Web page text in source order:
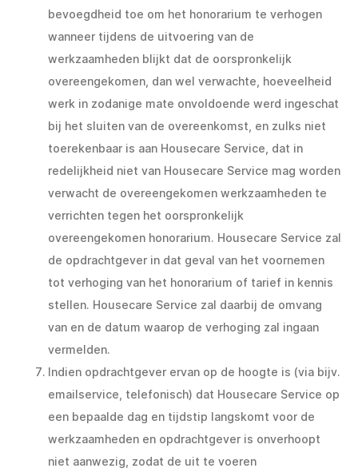
bevoegdheid toe om het honorarium te verhogen
wanneer tijdens de uitvoering van de
werkzaamheden blijkt dat de oorspronkelijk
overeengekomen, dan wel verwachte, hoeveelheid
werk in zodanige mate onvoldoende werd ingeschat
bij het sluiten van de overeenkomst, en zulks niet
toerekenbaar is aan Housecare Service, dat in
redelijkheid niet van Housecare Service mag worden
verwacht de overeengekomen werkzaamheden te
verrichten tegen het oorspronkelijk
overeengekomen honorarium. Housecare Service zal
de opdrachtgever in dat geval van het voornemen
tot verhoging van het honorarium of tarief in kennis
stellen. Housecare Service zal daarbij de omvang
van en de datum waarop de verhoging zal ingaan
vermelden.
Indien opdrachtgever ervan op de hoogte is (via bijv.
emailservice, telefonisch) dat Housecare Service op
een bepaalde dag en tijdstip langskomt voor de
werkzaamheden en opdrachtgever is onverhoopt
niet aanwezig, zodat de uit te voeren